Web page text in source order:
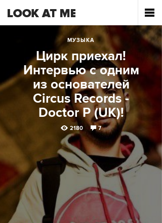
МУЗЫКА
Цирк приехал!
Интервью с одним
из основателей
Circus Records -
Doctor P (UK)!
2180 7